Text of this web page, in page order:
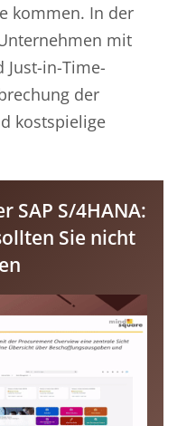
kommen. In der
mit
Just-in-Time-
der
kostspielige
SAP S/4HANA:
Sie nicht